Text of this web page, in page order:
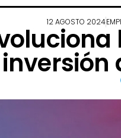
12 AGOSTO 2024